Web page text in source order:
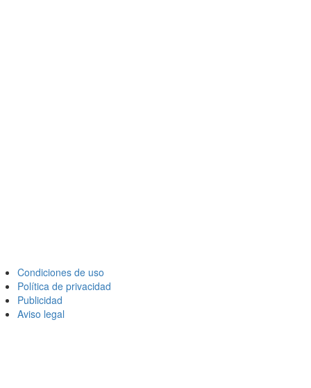
Condiciones de uso
Política de privacidad
Publicidad
Aviso legal